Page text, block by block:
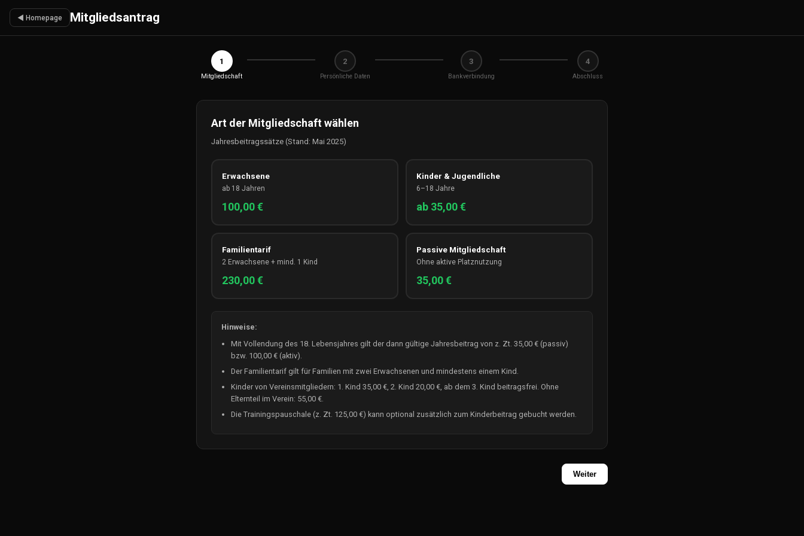
◀ Homepage Mitgliedsantrag
1
Mitgliedschaft
2
Persönliche Daten
3
Bankverbindung
4
Abschluss
Art der Mitgliedschaft wählen
Jahresbeitragssätze (Stand: Mai 2025)
Erwachsene
ab 18 Jahren
100,00 €
Kinder & Jugendliche
6–18 Jahre
ab 35,00 €
Familientarif
2 Erwachsene + mind. 1 Kind
230,00 €
Passive Mitgliedschaft
Ohne aktive Platznutzung
35,00 €
Hinweise:
Mit Vollendung des 18. Lebensjahres gilt der dann gültige Jahresbeitrag von z. Zt. 35,00 € (passiv)
bzw. 100,00 € (aktiv).
Der Familientarif gilt für Familien mit zwei Erwachsenen und mindestens einem Kind.
Kinder von Vereinsmitgliedern: 1. Kind 35,00 €, 2. Kind 20,00 €, ab dem 3. Kind beitragsfrei. Ohne
Elternteil im Verein: 55,00 €.
Die Trainingspauschale (z. Zt. 125,00 €) kann optional zusätzlich zum Kinderbeitrag gebucht werden.
Weiter